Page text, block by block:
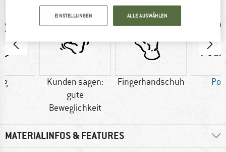
g
Kunden sagen:
gute
Beweglichkeit
Fingerhandschuh
MATERIALINFOS & FEATURES
EINSTELLUNGEN ALLE AUSWÄHLEN